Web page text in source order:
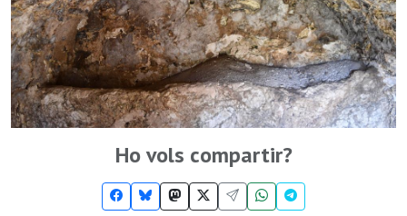
Ho vols compartir?